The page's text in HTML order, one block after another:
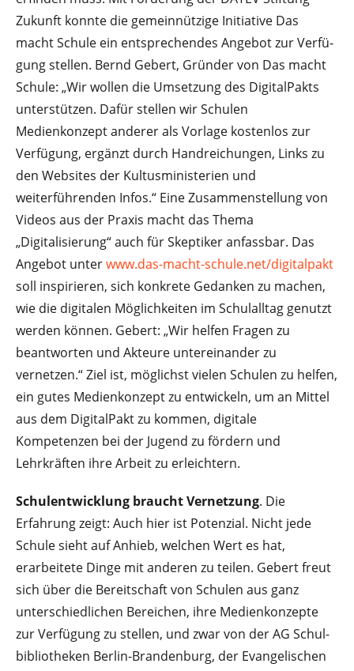
Zukunft konnte die gemeinnützige Initiative Das
macht Schule ein entsprechendes Angebot zur Verfü­
gung stellen. Bernd Gebert, Gründer von Das macht
Schule: „Wir wollen die Umsetzung des DigitalPakts
unterstützen. Dafür stellen wir Schulen
Medienkonzept anderer als Vorlage kostenlos zur
Verfügung, ergänzt durch Handreichungen, Links zu
den Websites der Kultusministerien und
weiterführenden Infos.“ Eine Zusammenstellung von
Videos aus der Praxis macht das Thema
„Digitalisierung“ auch für Skeptiker anfassbar. Das
Angebot unterwww.das-macht-schule.net/digitalpakt
soll inspirieren, sich konkrete Gedanken zu machen,
wie die digitalen Möglichkeiten im Schulalltag genutzt
werden können. Gebert: „Wir helfen Fragen zu
beantworten und Akteure untereinander zu
vernetzen.“ Ziel ist, möglichst vielen Schulen zu helfen,
ein gutes Medienkonzept zu entwickeln, um an Mittel
aus dem DigitalPakt zu kommen, digitale
Kompetenzen bei der Jugend zu fördern und
Lehrkräften ihre Arbeit zu erleichtern.
Schulentwicklung braucht Vernetzung. Die
Erfahrung zeigt: Auch hier ist Potenzial. Nicht jede
Schule sieht auf Anhieb, welchen Wert es hat,
erarbeitete Dinge mit an­deren zu teilen. Gebert freut
sich über die Bereitschaft von Schulen aus ganz
unter­schiedlichen Bereichen, ihre Medienkonzepte
zur Verfügung zu stellen, und zwar von der AG Schul­
bibliotheken Berlin-Brandenburg, der Evangelischen